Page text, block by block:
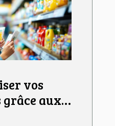
vos
grâce aux